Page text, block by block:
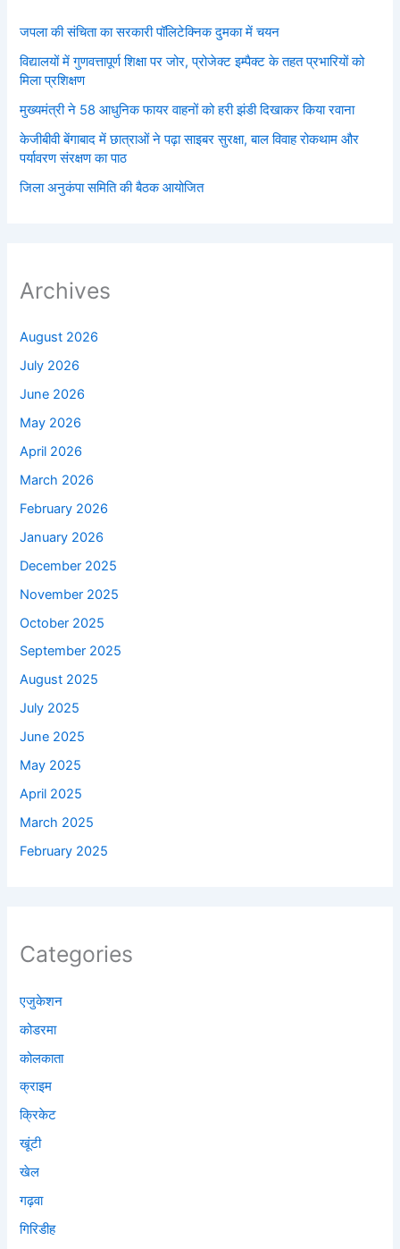
जपला की संचिता का सरकारी पॉलिटेक्निक दुमका में चयन
विद्यालयों में गुणवत्तापूर्ण शिक्षा पर जोर, प्रोजेक्ट इम्पैक्ट के तहत प्रभारियों को
मिला प्रशिक्षण
मुख्यमंत्री ने 58 आधुनिक फायर वाहनों को हरी झंडी दिखाकर किया रवाना
केजीबीवी बेंगाबाद में छात्राओं ने पढ़ा साइबर सुरक्षा, बाल विवाह रोकथाम और
पर्यावरण संरक्षण का पाठ
जिला अनुकंपा समिति की बैठक आयोजित
Archives
August 2026
July 2026
June 2026
May 2026
April 2026
March 2026
February 2026
January 2026
December 2025
November 2025
October 2025
September 2025
August 2025
July 2025
June 2025
May 2025
April 2025
March 2025
February 2025
Categories
एजुकेशन
कोडरमा
कोलकाता
क्राइम
क्रिकेट
खूंटी
खेल
गढ़वा
गिरिडीह